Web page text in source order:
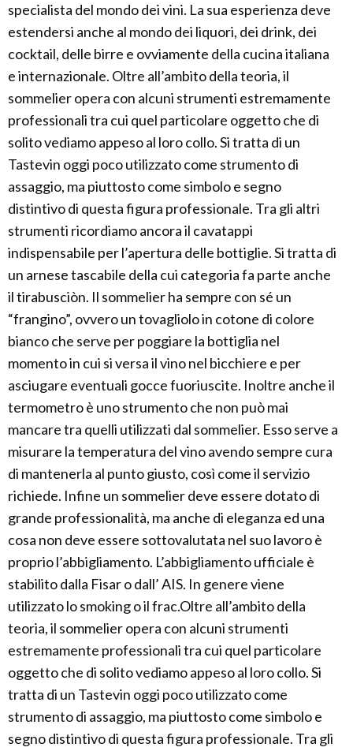
specialista del mondo dei vini. La sua esperienza deve
estendersi anche al mondo dei liquori, dei drink, dei
cocktail, delle birre e ovviamente della cucina italiana
e internazionale. Oltre all’ambito della teoria, il
sommelier opera con alcuni strumenti estremamente
professionali tra cui quel particolare oggetto che di
solito vediamo appeso al loro collo. Si tratta di un
Tastevin oggi poco utilizzato come strumento di
assaggio, ma piuttosto come simbolo e segno
distintivo di questa figura professionale. Tra gli altri
strumenti ricordiamo ancora il cavatappi
indispensabile per l’apertura delle bottiglie. Si tratta di
un arnese tascabile della cui categoria fa parte anche
il tirabusciòn. Il sommelier ha sempre con sé un
“frangino”, ovvero un tovagliolo in cotone di colore
bianco che serve per poggiare la bottiglia nel
momento in cui si versa il vino nel bicchiere e per
asciugare eventuali gocce fuoriuscite. Inoltre anche il
termometro è uno strumento che non può mai
mancare tra quelli utilizzati dal sommelier. Esso serve a
misurare la temperatura del vino avendo sempre cura
di mantenerla al punto giusto, così come il servizio
richiede. Infine un sommelier deve essere dotato di
grande professionalità, ma anche di eleganza ed una
cosa non deve essere sottovalutata nel suo lavoro è
proprio l’abbigliamento. L’abbigliamento ufficiale è
stabilito dalla Fisar o dall’ AIS. In genere viene
utilizzato lo smoking o il frac.Oltre all’ambito della
teoria, il sommelier opera con alcuni strumenti
estremamente professionali tra cui quel particolare
oggetto che di solito vediamo appeso al loro collo. Si
tratta di un Tastevin oggi poco utilizzato come
strumento di assaggio, ma piuttosto come simbolo e
segno distintivo di questa figura professionale. Tra gli